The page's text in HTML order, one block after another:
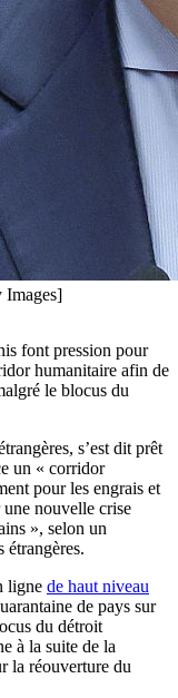
Images]
font pression pour
humanitaire afin de
le blocus du
s’est dit prêt
un « corridor
pour les engrais et
une nouvelle crise
», selon un
étrangères.
ligne de haut niveau
de pays sur
du détroit
à la suite de la
la réouverture du